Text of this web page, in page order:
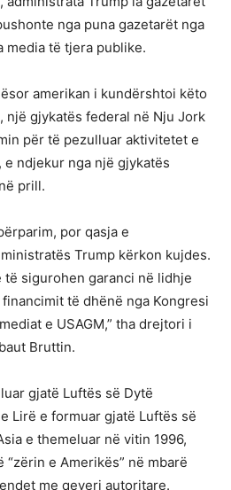
nga puna gazetarët nga
media të tjera publike.
amerikan i kundërshtoi këto
një gjykatës federal në Nju Jork
për të pezulluar aktivitetet e
ndjekur nga një gjykatës
prill.
por qasja e
Trump kërkon kujdes.
të sigurohen garanci në lidhje
të dhënë nga Kongresi
e USAGM,” tha drejtori i
Bruttin.
gjatë Luftës së Dytë
Lirë e formuar gjatë Luftës së
e themeluar në vitin 1996,
e Amerikës” në mbarë
me qeveri autoritare.